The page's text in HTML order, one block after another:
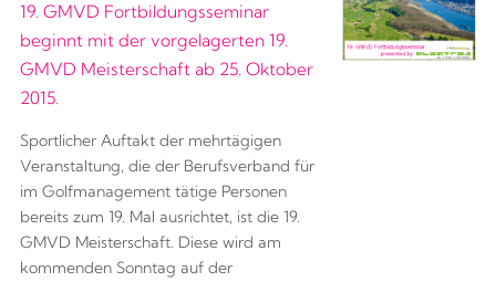
19. GMVD Fortbildungsseminar
beginnt mit der vorgelagerten 19.
GMVD Meisterschaft ab 25. Oktober
2015.
Sportlicher Auftakt der mehrtägigen
Veranstaltung, die der Berufsverband für
im Golfmanagement tätige Personen
bereits zum 19. Mal ausrichtet, ist die 19.
GMVD Meisterschaft. Diese wird am
kommenden Sonntag auf der